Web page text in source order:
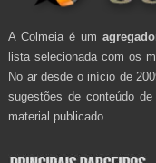
A Colmeia é um
lista selecionada com os
No ar desde o início de
sugestões de conteúdo de
material publicado.